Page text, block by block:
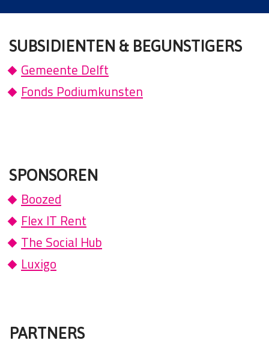
SUBSIDIENTEN & BEGUNSTIGERS
Gemeente Delft
Fonds Podiumkunsten
SPONSOREN
Boozed
Flex IT Rent
The Social Hub
Luxigo
PARTNERS